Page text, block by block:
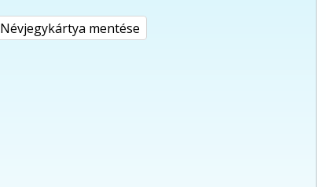
Névjegykártya mentése